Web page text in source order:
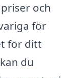
och
för
för ditt
du